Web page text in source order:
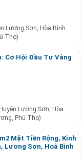
Lương Sơn, Hòa Bình
Thọ)
Cơ Hội Đầu Tư Vàng
Lương Sơn, Hòa
Phú Thọ)
Mặt Tiền Rộng, Kinh
Lương Sơn, Hoà Bình